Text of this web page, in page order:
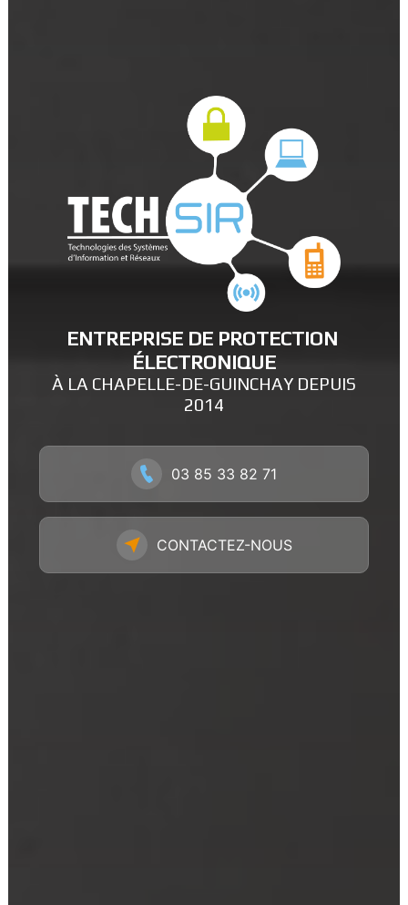
ENTREPRISE DE PROTECTION
ÉLECTRONIQUE
À LA CHAPELLE-DE-GUINCHAY DEPUIS
2014
03 85 33 82 71
CONTACTEZ-NOUS